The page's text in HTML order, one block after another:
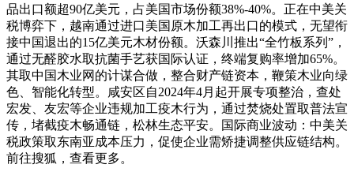
品出口额超90亿美元，占美国市场份额38%-40%。正在中美关
税博弈下，越南通过进口美国原木加工再出口的模式，无望衔
接中国退出的15亿美元木材份额。沃森川推出“全竹板系列”，
通过无醛胶水取抗菌手艺获国际认证，终端复购率增加65%。
其取中国木业网的计谋合做，整合财产链资本，鞭策木业向绿
色、智能化转型。咸安区自2024年4月起开展专项整治，查处
宏发、友宏等企业违规加工疫木行为，通过焚烧处置取普法宣
传，堵截疫木畅通链，松林生态平安。国际商业波动：中美关
税政策取东南亚成本压力，促使企业需矫捷调整供应链结构。
前往搜狐，查看更多。